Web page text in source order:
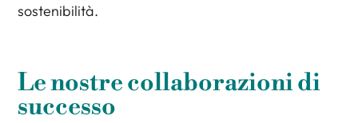
sostenibilità.
Le nostre collaborazioni di
successo